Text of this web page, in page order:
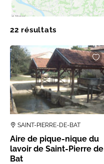
22 résultats
SAINT-PIERRE-DE-BAT
Aire de pique-nique du
lavoir de Saint-Pierre de
Bat